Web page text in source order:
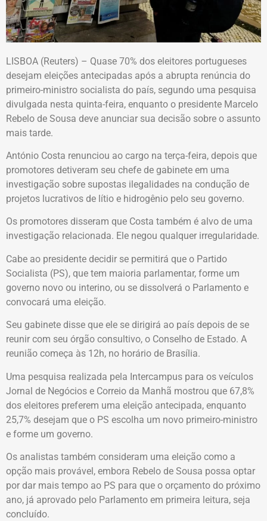
LISBOA (Reuters) – Quase 70% dos eleitores portugueses
desejam eleições antecipadas após a abrupta renúncia do
primeiro-ministro socialista do país, segundo uma pesquisa
divulgada nesta quinta-feira, enquanto o presidente Marcelo
Rebelo de Sousa deve anunciar sua decisão sobre o assunto
mais tarde.
António Costa renunciou ao cargo na terça-feira, depois que
promotores detiveram seu chefe de gabinete em uma
investigação sobre supostas ilegalidades na condução de
projetos lucrativos de lítio e hidrogênio pelo seu governo.
Os promotores disseram que Costa também é alvo de uma
investigação relacionada. Ele negou qualquer irregularidade.
Cabe ao presidente decidir se permitirá que o Partido
Socialista (PS), que tem maioria parlamentar, forme um
governo novo ou interino, ou se dissolverá o Parlamento e
convocará uma eleição.
Seu gabinete disse que ele se dirigirá ao país depois de se
reunir com seu órgão consultivo, o Conselho de Estado. A
reunião começa às 12h, no horário de Brasília.
Uma pesquisa realizada pela Intercampus para os veículos
Jornal de Negócios e Correio da Manhã mostrou que 67,8%
dos eleitores preferem uma eleição antecipada, enquanto
25,7% desejam que o PS escolha um novo primeiro-ministro
e forme um governo.
Os analistas também consideram uma eleição como a
opção mais provável, embora Rebelo de Sousa possa optar
por dar mais tempo ao PS para que o orçamento do próximo
ano, já aprovado pelo Parlamento em primeira leitura, seja
concluído.